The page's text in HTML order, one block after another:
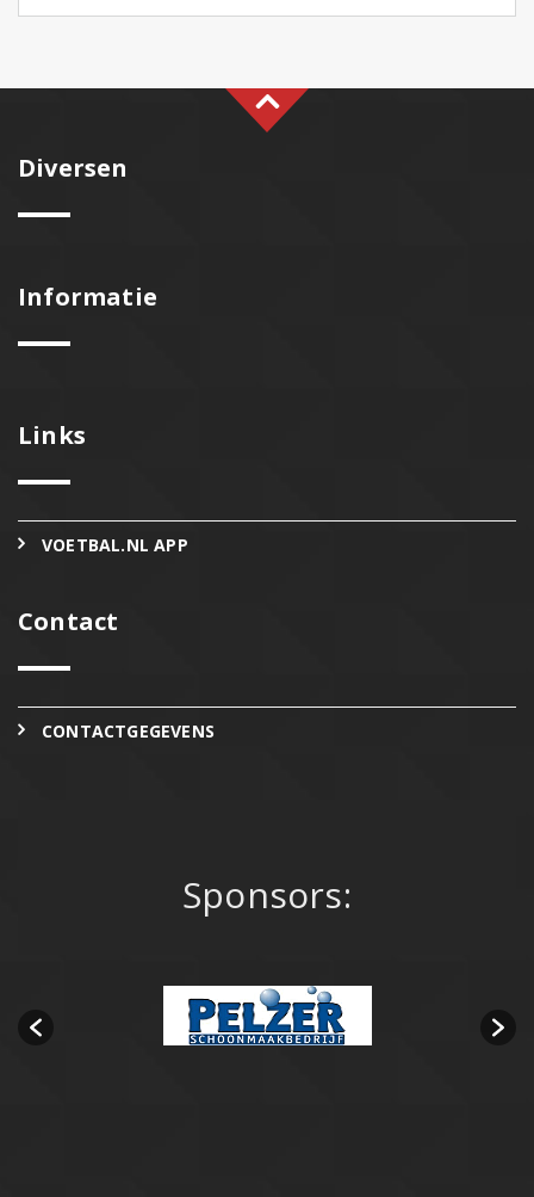
Diversen
Informatie
Links
VOETBAL.NL APP
Contact
CONTACTGEGEVENS
Sponsors: